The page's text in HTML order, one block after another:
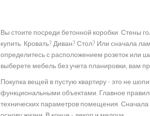
Вы стоите посреди бетонной коробки. Стены
купить. Кровать? Диван? Стол? Или сначала
определитесь с расположением розеток или
выберете мебель без учета планировки, вам
Покупка вещей в пустую квартиру - это не
функциональными объектами. Главное
технических параметров помещения. Сначала